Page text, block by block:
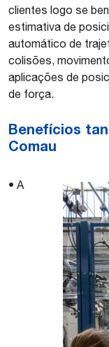
clientes logo se
estimativa de
automático de
colisões,
aplicações de
de força.
Benefícios
Comau
• A